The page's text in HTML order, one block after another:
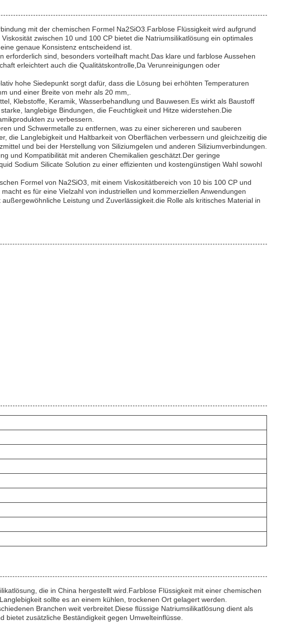
mit der chemischen Formel Na2SiO3.Farblose Flüssigkeit wird aufgrund
zwischen 10 und 100 CP bietet die Natriumsilikatlösung ein optimales
genaue Konsistenz entscheidend ist.
sind, besonders vorteilhaft macht.Das klare und farblose Aussehen
erleichtert auch die Qualitätskontrolle,Da Verunreinigungen oder
hohe Siedepunkt sorgt dafür, dass die Lösung bei erhöhten Temperaturen
und einer Breite von mehr als 20 mm,.
Klebstoffe, Keramik, Wasserbehandlung und Bauwesen.Es wirkt als Baustoff
langlebige Bindungen, die Feuchtigkeit und Hitze widerstehen.Die
zu verbessern.
und Schwermetalle zu entfernen, was zu einer sichereren und sauberen
die Langlebigkeit und Haltbarkeit von Oberflächen verbessern und gleichzeitig die
und bei der Herstellung von Siliziumgelen und anderen Siliziumverbindungen.
und Kompatibilität mit anderen Chemikalien geschätzt.Der geringe
Sodium Silicate Solution zu einer effizienten und kostengünstigen Wahl sowohl
Formel von Na2SiO3, mit einem Viskositätbereich von 10 bis 100 CP und
es für eine Vielzahl von industriellen und kommerziellen Anwendungen
Leistung und Zuverlässigkeit.die Rolle als kritisches Material in
die in China hergestellt wird.Farblose Flüssigkeit mit einer chemischen
sollte es an einem kühlen, trockenen Ort gelagert werden.
Branchen weit verbreitet.Diese flüssige Natriumsilikatlösung dient als
zusätzliche Beständigkeit gegen Umwelteinflüsse.